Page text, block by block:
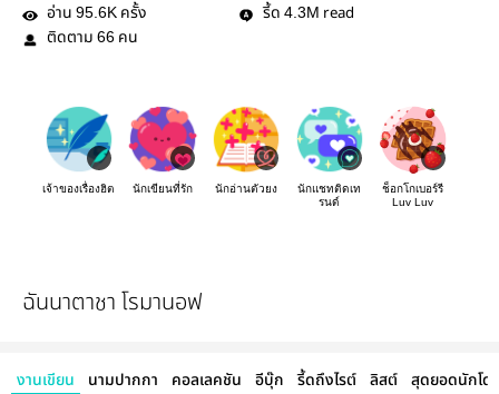
อ่าน 95.6K ครั้ง รี้ด 4.3M read
ติดตาม 66 คน
เจ้าของเรื่องฮิต นักเขียนที่รัก นักอ่านตัวยง
นักแชทติดเท
รนด์
ช็อกโกเบอร์รี
Luv Luv
ฉันนาตาชา โรมานอฟ
งานเขียน นามปากกา คอลเลคชัน อีบุ๊ก รี้ดถึงไรต์ ลิสต์ สุดยอดนักโด